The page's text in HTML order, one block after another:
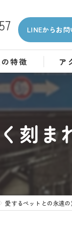
LINEからお
特徴 ア
刻ま
愛するペットとの永遠